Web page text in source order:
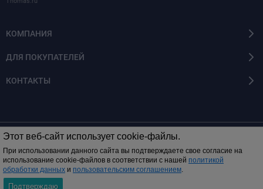
Этот веб-сайт использует cookie-файлы.
При использовании данного сайта вы подтверждаете свое согласие на
использование cookie-файлов в соответствии с нашей политикой
обработки данных и пользовательским соглашением.
Подтверждаю
КОМПАНИЯ
ДЛЯ ПОКУПАТЕЛЕЙ
КОНТАКТЫ
0